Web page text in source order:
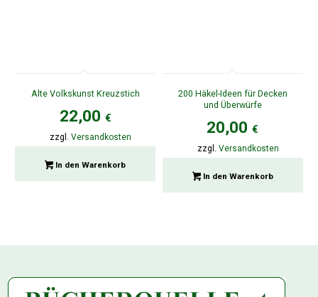
Alte Volkskunst Kreuzstich
22,00 €
zzgl.Versandkosten
In den Warenkorb
200 Häkel-Ideen für Decken
und Überwürfe
20,00€
zzgl. Versandkosten
In den Warenkorb